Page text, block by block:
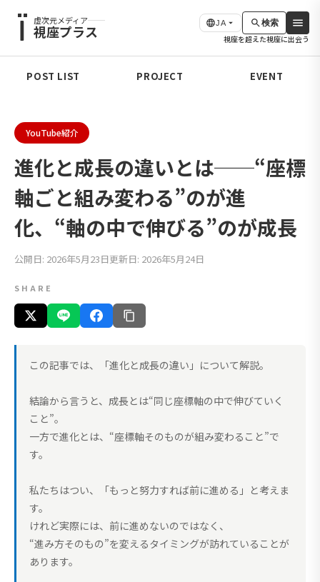
虚次元メディア
視座プラス JA 検索
視座を超えた視座に出会う
POST LIST PROJECT EVENT
YouTube紹介
進化と成長の違いとは──“座標
軸ごと組み変わる”のが進
化、“軸の中で伸びる”のが成長
公開日: 2026年5月23日更新日: 2026年5月24日
SHARE
この記事では、「進化と成長の違い」について解説。
結論から言うと、成長とは“同じ座標軸の中で伸びていく
こと”。
一方で進化とは、“座標軸そのものが組み変わること”で
す。
私たちはつい、「もっと努力すれば前に進める」と考えま
す。
けれど実際には、前に進めないのではなく、
“進み方そのもの”を変えるタイミングが訪れていることが
あります。